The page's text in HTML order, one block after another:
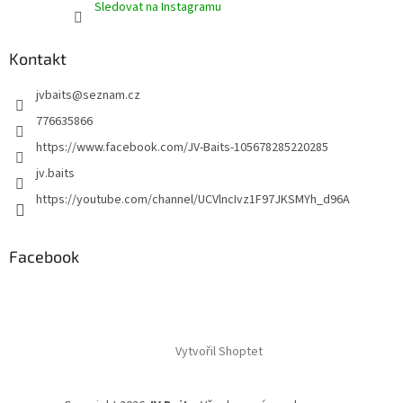
Sledovat na Instagramu
Kontakt
jvbaits@seznam.cz
776635866
https://www.facebook.com/JV-Baits-105678285220285
jv.baits
https://youtube.com/channel/UCVlncIvz1F97JKSMYh_d96A
Facebook
Vytvořil Shoptet